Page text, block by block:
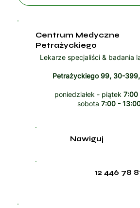
Centrum Medyczne
Petrażyckiego
Lekarze specjaliści & badania
Petrażyckiego 99, 30-
poniedziałek - piątek 7:00
sobota 7:00 -
12 446 78
Nawiguj